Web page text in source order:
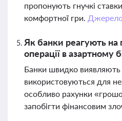
пропонують гнучкі
комфортної гри.
Як банки реагують на
операції в азартному
Банки швидко виявляють
використовуються для
особливо рахунки
запобігти фінансовим